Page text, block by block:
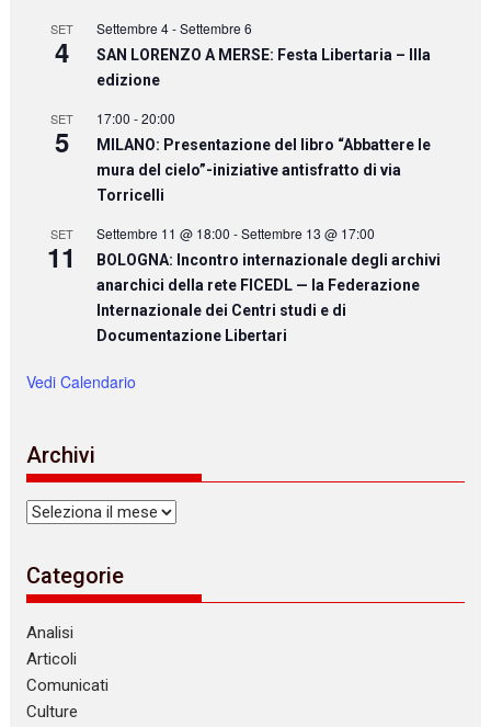
SET
4
Settembre 4-Settembre 6
SAN LORENZO A MERSE: Festa Libertaria – IIIa
edizione
SET
5
17:00 -20:00
MILANO: Presentazione del libro “Abbattere le
mura del cielo”-iniziative antisfratto di via
Torricelli
SET
11
Settembre 11 @ 18:00 -Settembre 13 @ 17:00
BOLOGNA: Incontro internazionale degli archivi
anarchici della rete FICEDL — la Federazione
Internazionale dei Centri studi e di
Documentazione Libertari
Vedi Calendario
Archivi
Archivi
Categorie
Analisi
Articoli
Comunicati
Culture